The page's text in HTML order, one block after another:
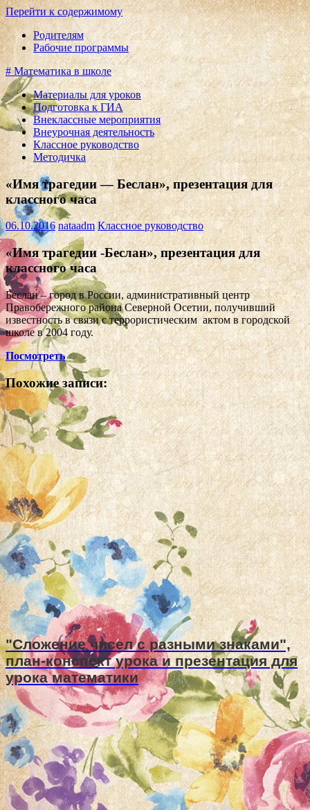
Перейти к содержимому
Родителям
Рабочие программы
# Математика в школе
Материалы для уроков
Подготовка к ГИА
Внеклассные мероприятия
Внеурочная деятельность
Классное руководство
Методичка
«Имя трагедии — Беслан», презентация для
классного часа
06.10.2016 nataadm Классное руководство
«Имя трагедии -Беслан», презентация для
классного часа
Беслан – город в России, административный центр
Правобережного района Северной Осетии, получивший
известность в связи с террористическим актом в городской
школе в 2004 году.
Посмотреть
Похожие записи:
"Сложение чисел с разными знаками",
план-конспект урока и презентация для
урока математики